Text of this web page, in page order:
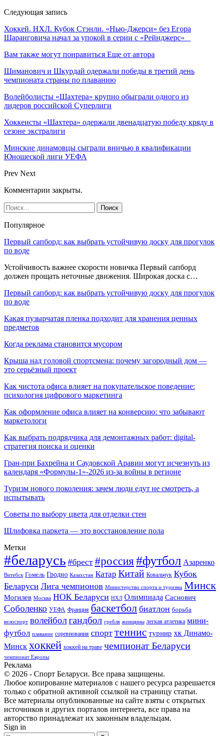
Следующая запись
Хоккей. НХЛ. Кубок Стэнли. «Нью-Джерси» без Егора
Шаранговича начал за упокой в серии с «Рейнджерс»
Вам также могут понравиться Еще от автора
Шиманович и Шкурдай одержали победы в третий день
чемпионата страны по плаванию
Волейболисты «Шахтера» крупно обыграли одного из
лидеров российской Суперлиги
Хоккеисты «Шахтера» одержали двенадцатую победу кряду в
сезоне экстралиги
Минские динамовцы сыграли вничью в квалификации
Юношеской лиги УЕФА
Prev Next
Комментарии закрыты.
Популярное
Первый сапборд: как выбрать устойчивую доску для прогулок
по воде
Устойчивость важнее скорости новичка Первый сапборд
должен прощать неточные движения. Широкая доска с…
Первый сапборд: как выбрать устойчивую доску для прогулок
по воде
Какая пузырчатая пленка подходит для хранения ценных
предметов
Когда реклама становится мусором
Крыша над головой спортсмена: почему загородный дом —
это серьёзный проект
Как чистота офиса влияет на покупательское поведение:
психология цифрового маркетинга
Как оформление офиса влияет на конверсию: что забывают
маркетологи
Как выбрать подрядчика для демонтажных работ: digital-
стратегия поиска и оценки
Гран-при Бахрейна и Саудовской Аравии могут исчезнуть из
календаря «Формулы-1»-2026 из-за войны в регионе
Туризм нового поколения: зачем люди едут не смотреть, а
испытывать
Советы по выбору цвета для отделки стен
Шлифовка паркета — это восстановление пола
Метки
#беларусь #брест #россия#футбол Азаренко
Витебск Гомель Гродно Казахстан Катар Китай Ковальчук Кубок
Беларуси Лига чемпионов Министерство спорта и туризма Минск
Могилев Москва НОК Беларуси НХЛ Олимпиада Саснович
Соболенко УЕФА Франция баскетбол биатлон борьба
велоспорт волейболгандбол гребля женщины легкая атлетика мини-
футбол плавание соревнования спорт теннис турнир хк Динамо-
Минск хоккей хоккей на траве чемпионат Беларуси
чемпионат Европы
Реклама
© 2026 - Спорт Беларуси. Все права защищены.
Любое копирование материалов с нашего ресурса разрешается
только с обратной активной ссылкой на страницу статьи.
Все материалы опубликованные на сайте взяты с открытых
источников и других порталов интернета, все права на
авторство принадлежат их законным владельцам.
Sign in